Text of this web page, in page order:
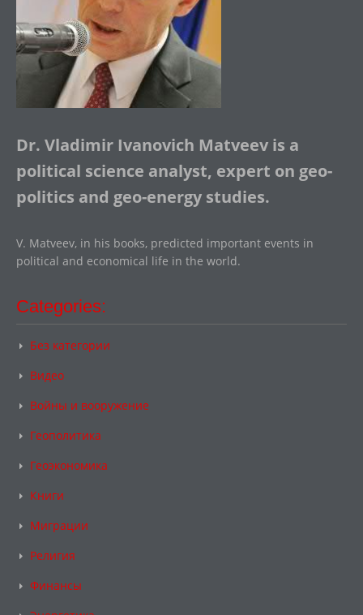
Dr. Vladimir Ivanovich Matveev is a
political science analyst, expert on geo-
politics and geo-energy studies.
V. Matveev, in his books, predicted important events in
political and economical life in the world.
Categories:
Без категории
Видео
Войны и вооружение
Геополитика
Геоэкономика
Книги
Миграции
Религия
Финансы